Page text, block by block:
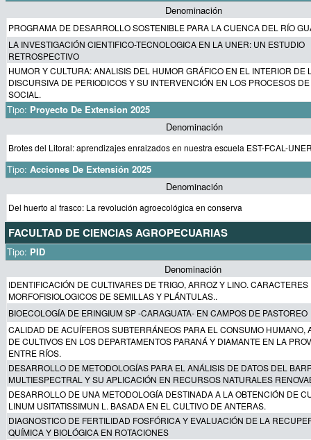
Denominación
PROGRAMA DE DESARROLLO SOSTENIBLE PARA LA CUENCA DEL RÍO
LA INVESTIGACIÓN CIENTIFICO-TECNOLOGICA EN LA UNER: UN ESTUDIO
RETROSPECTIVO
HUMOR Y CULTURA: ANALISIS DEL HUMOR GRÁFICO EN EL INTERIOR DE
DISCURSIVA DE PERIODICOS Y SU INTERVENCIÓN EN LOS PROCESOS
SOCIAL.
Tipo: Proyecto De Extension 2025
Denominación
Brotes del Litoral: aprendizajes enraizados en nuestra escuela EST-FCAL-
Tipo: Acciones De Extensión 2025
Denominación
Del huerto al frasco: La revolución agroecológica en conserva
FACULTAD DE CIENCIAS AGROPECUARIAS
Tipo: PID
Denominación
IDENTIFICACIÓN DE CULTIVARES DE TRIGO, ARROZ Y LINO. CARACTERES
MORFOFISIOLOGICOS DE SEMILLAS Y PLÁNTULAS..
BIOECOLOGÍA DE ERINGIUM SP -CARAGUATA- EN CAMPOS DE PASTOREO
CALIDAD DE ACUÍFEROS SUBTERRÁNEOS PARA EL CONSUMO HUMANO,
DE CULTIVOS EN LOS DEPARTAMENTOS PARANÁ Y DIAMANTE EN LA
ENTRE RÍOS.
DESARROLLO DE METODOLOGÍAS PARA EL ANÁLISIS DE DATOS DEL
MULTIESPECTRAL Y SU APLICACIÓN EN RECURSOS NATURALES
DESARROLLO DE UNA METODOLOGÍA DESTINADA A LA OBTENCIÓN DE
LINUM USITATISSIMUN L. BASADA EN EL CULTIVO DE ANTERAS.
DIAGNOSTICO DE FERTILIDAD FOSFÓRICA Y EVALUACIÓN DE LA
QUÍMICA Y BIOLÓGICA EN ROTACIONES